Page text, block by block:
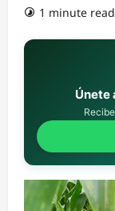
1 minute read
Únete